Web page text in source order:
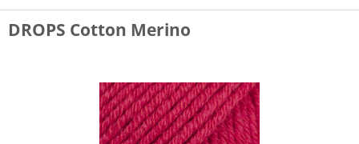
DROPS Cotton Merino